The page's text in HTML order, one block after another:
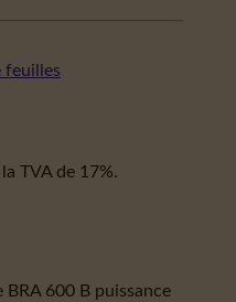
feuilles
TVA de 17%.
600 B puissance